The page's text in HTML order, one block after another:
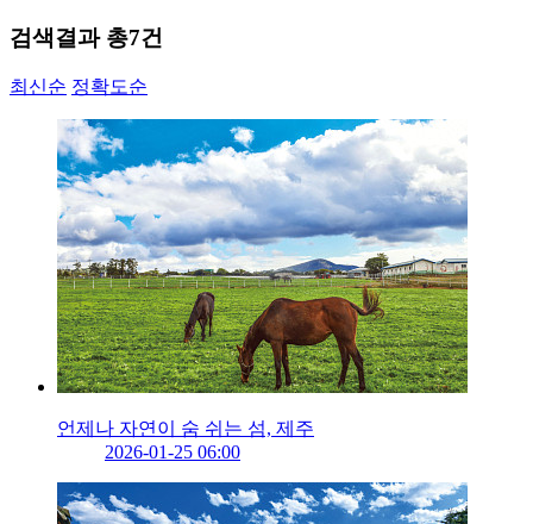
검색결과 총7건
최신순 정확도순
언제나 자연이 숨 쉬는 섬, 제주
2026-01-25 06:00